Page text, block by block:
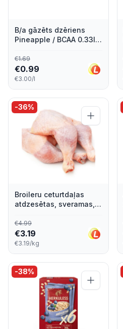
B/a gāzēts dzēriens
Pineapple / BCAA 0.33l
€1.69
€0.99
€3.00/l
-36%
Broileru ceturtdaļas
atdzesētas, sveramas,
€4.99
€3.19
€3.19/kg
-38%